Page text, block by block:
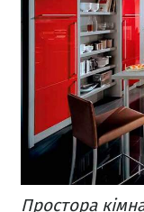
Простора